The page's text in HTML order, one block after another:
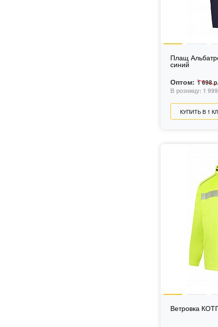
Плащ
синий
Оптом: 1 698 р.
В розницу: 1
КУПИТЬ В 1
Ветровка